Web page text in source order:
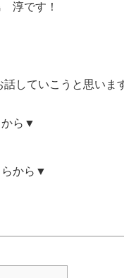
淳です！
していこうと思いま
から▼
らから▼